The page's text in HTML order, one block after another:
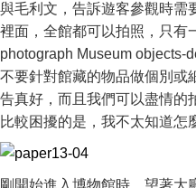
與毛利文，告訴遊客參觀時需
裡面，全館都可以拍照，只有
photograph Museum objects-
不要針對館藏的物品做個別或
告真好，而且我們可以盡情的
比較困擾的是，我不太知道怎
剛開始進入博物館時，望著大